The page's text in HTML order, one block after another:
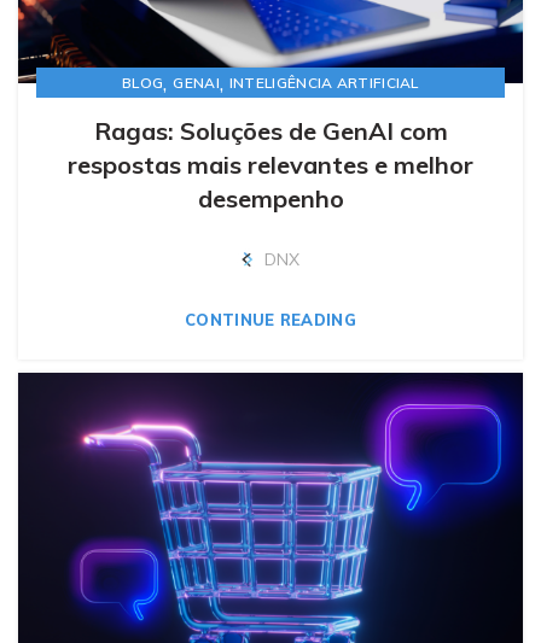
BLOG,GENAI, INTELIGÊNCIA ARTIFICIAL
Ragas: Soluções de GenAI com
respostas mais relevantes e melhor
desempenho
DNX
CONTINUE READING